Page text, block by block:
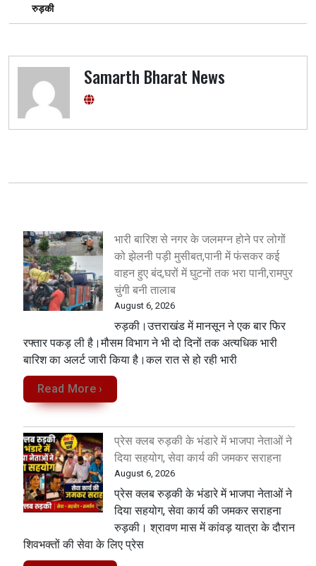
रुड़की
Samarth Bharat News
भारी बारिश से नगर के जलमग्न होने पर लोगों
को झेलनी पड़ी मुसीबत,पानी में फंसकर कई
वाहन हुए बंद,घरों में घुटनों तक भरा पानी,रामपुर
चुंगी बनी तालाब
August 6, 2026
रुड़की।उत्तराखंड में मानसून ने एक बार फिर
रफ्तार पकड़ ली है।मौसम विभाग ने भी दो दिनों तक अत्यधिक भारी
बारिश का अलर्ट जारी किया है।कल रात से हो रही भारी
Read More ›
प्रेस क्लब रुड़की के भंडारे में भाजपा नेताओं ने
दिया सहयोग, सेवा कार्य की जमकर सराहना
August 6, 2026
प्रेस क्लब रुड़की के भंडारे में भाजपा नेताओं ने
दिया सहयोग, सेवा कार्य की जमकर सराहना
रुड़की। श्रावण मास में कांवड़ यात्रा के दौरान
शिवभक्तों की सेवा के लिए प्रेस